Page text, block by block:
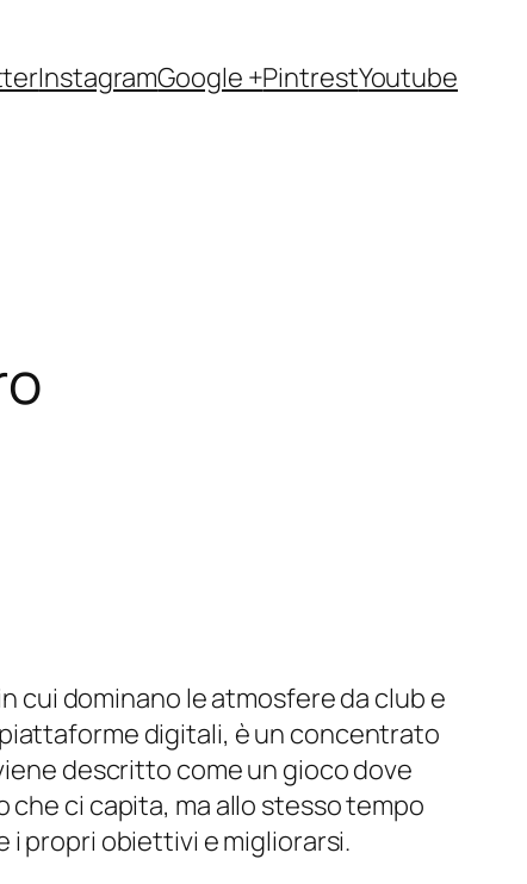
InstagramGoogle +PintrestYoutube
cui dominano le atmosfere da club e
digitali, è un concentrato
descritto come un gioco dove
ci capita, ma allo stesso tempo
i propri obiettivi e migliorarsi.